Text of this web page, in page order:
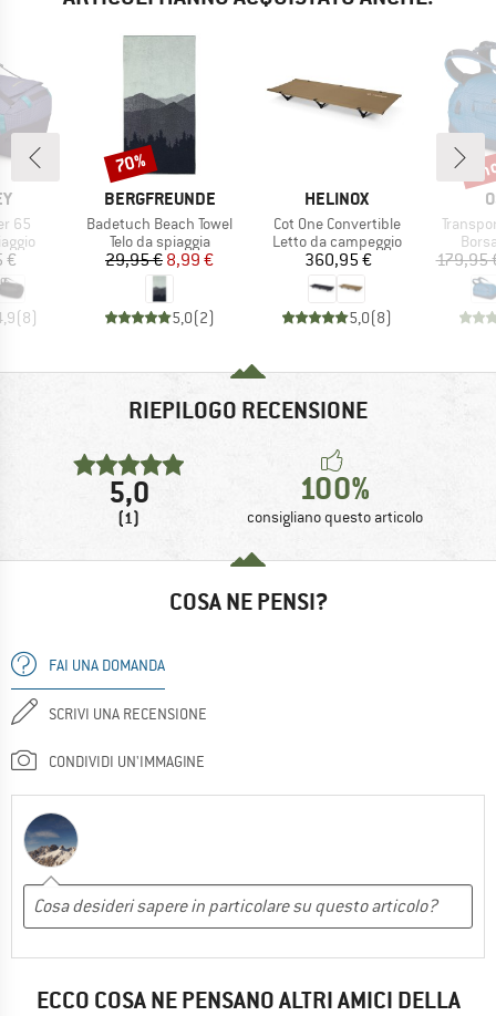
65
€
(8)
MARCHIO
BERGFREUNDE
Articolo
Badetuch Beach Towel
Gruppo di prodotti
Telo da spiaggia
Prezzo
29,95 €Prezzo ridotto
8,99 €
5,0(2)
Sconto
70%
MARCHIO
HELINOX
Articolo
Cot One Convertible
Gruppo di prodotti
Letto da campeggio
Prezzo
360,95 €
5,0(8)
Articolo
179,95
RIEPILOGO RECENSIONE
5,0
(1)
100%
consigliano questo articolo
COSA NE PENSI?
FAI UNA DOMANDA
SCRIVI UNA RECENSIONE
CONDIVIDI UN'IMMAGINE
ECCO COSA NE PENSANO ALTRI AMICI DELLA